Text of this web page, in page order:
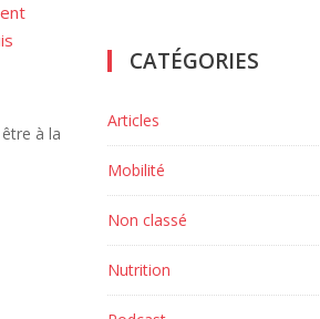
à la
CATÉGORIES
Articles
Mobilité
Non classé
Nutrition